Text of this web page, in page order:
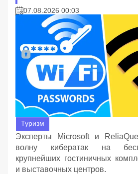
07.08.2026 00:03
Туризм
Эксперты Microsoft и
волну кибератак на
крупнейших гостиничных
и выставочных центров.